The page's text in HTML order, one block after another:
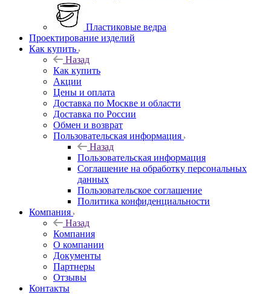
Пластиковые ведра
Проектирование изделий
Как купить
Назад
Как купить
Акции
Цены и оплата
Доставка по Москве и области
Доставка по России
Обмен и возврат
Пользовательская информация
Назад
Пользовательская информация
Соглашение на обработку персональных
данных
Пользовательское соглашение
Политика конфиденциальности
Компания
Назад
Компания
О компании
Документы
Партнеры
Отзывы
Контакты